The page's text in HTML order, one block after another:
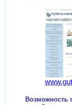
Возможность